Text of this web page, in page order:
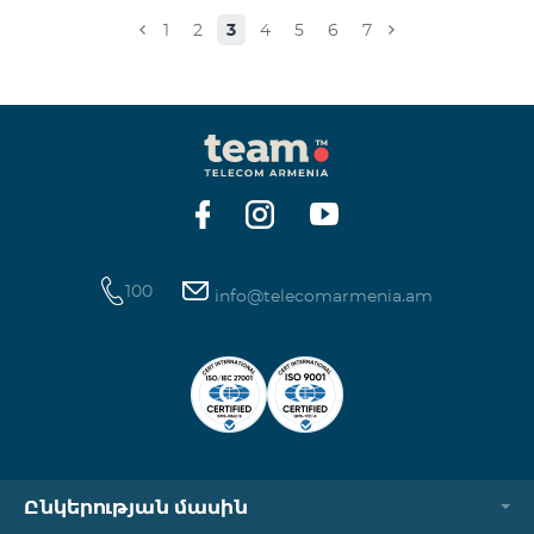
Իսակովի պողոտա 3/7 09:00-18:00 09:00-18:00
Ավանեսովի 8/1-2 10:00-23:00 09:00-18:00 09:00-18:00
Արշակունյաց պողոտա 34/3 09:00-18:00 10:00-23:00
10:00-23:00 Արտաշիսյան փողոց 85/14 09:00-18:00 0
1 2 3 4 5 6 7
100 info@telecomarmenia.am
Ընկերության մասին